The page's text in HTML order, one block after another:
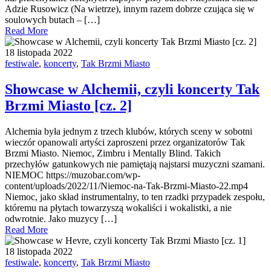
Adzie Rusowicz (Na wietrze), innym razem dobrze czująca się w
soulowych butach – […]
Read More
18 listopada 2022
festiwale, koncerty, Tak Brzmi Miasto
Showcase w Alchemii, czyli koncerty Tak
Brzmi Miasto [cz. 2]
Alchemia była jednym z trzech klubów, których sceny w sobotni
wieczór opanowali artyści zaproszeni przez organizatorów Tak
Brzmi Miasto. Niemoc, Zimbru i Mentally Blind. Takich
przechyłów gatunkowych nie pamiętają najstarsi muzyczni szamani.
NIEMOC https://muzobar.com/wp-
content/uploads/2022/11/Niemoc-na-Tak-Brzmi-Miasto-22.mp4
Niemoc, jako skład instrumentalny, to ten rzadki przypadek zespołu,
któremu na płytach towarzyszą wokaliści i wokalistki, a nie
odwrotnie. Jako muzycy […]
Read More
18 listopada 2022
festiwale, koncerty, Tak Brzmi Miasto